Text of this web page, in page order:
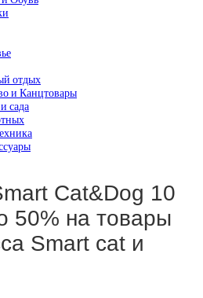
отдых
и Канцтовары
сада
Cat&Dog 10
50% на товары
Smart cat и